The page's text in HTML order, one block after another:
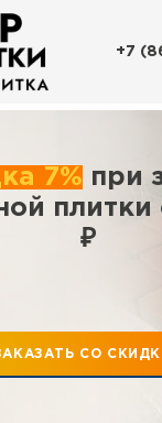
+7
7% при
₽
СО